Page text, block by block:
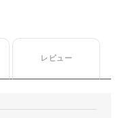
レビュー